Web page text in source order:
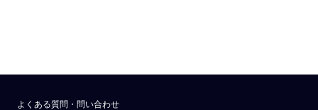
よくある質問・問い合わせ